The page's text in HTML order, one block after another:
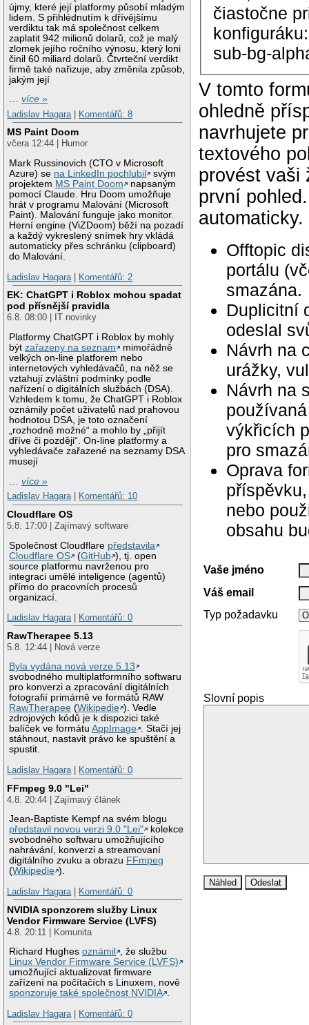
újmy, které její platformy působí mladým
lidem. S přihlédnutím k dřívějšímu
verdiktu tak má společnost celkem
zaplatit 942 milionů dolarů, což je malý
zlomek jejího ročního výnosu, který loni
činil 60 miliard dolarů. Čtvrteční verdikt
firmě také nařizuje, aby změnila způsob,
jakým její
…více »
Ladislav Hagara
Komentářů: 8
MS Paint Doom
včera 12:44 | Humor
Mark Russinovich (CTO v Microsoft
Azure) se na LinkedIn pochlubil
svým
projektem MS Paint Doom
napsaným
pomocí Claude. Hru Doom umožňuje
hrát v programu Malování (Microsoft
Paint). Malování funguje jako monitor.
Herní engine (ViZDoom) běží na pozadí
a každý vykreslený snímek hry vkládá
automaticky přes schránku (clipboard)
do Malování.
Ladislav Hagara
Komentářů: 2
EK: ChatGPT i Roblox mohou spadat
pod přísnější pravidla
6.8. 08:00 | IT novinky
Platformy ChatGPT i Roblox by mohly
býtzařazeny na seznam
mimořádně
velkých on-line platforem nebo
internetových vyhledávačů, na něž se
vztahují zvláštní podmínky podle
nařízení o digitálních službách (DSA).
Vzhledem k tomu, že ChatGPT i Roblox
oznámily počet uživatelů nad prahovou
hodnotou DSA, je toto označení
„rozhodně možné“ a mohlo by „přijít
dříve či později“. On-line platformy a
vyhledávače zařazené na seznamy DSA
musejí
…více »
Ladislav Hagara| Komentářů: 10
Cloudflare OS
5.8. 17:00 | Zajímavý software
Společnost Cloudflare představila
Cloudflare OS
(GitHub ), tj. open
source platformu navrženou pro
integraci umělé inteligence (agentů)
přímo do pracovních procesů
organizací.
Ladislav Hagara| Komentářů: 0
RawTherapee 5.13
5.8. 12:44 | Nová verze
Byla vydána nová verze 5.13
svobodného multiplatformního softwaru
pro konverzi a zpracování digitálních
fotografií primárně ve formátů RAW
RawTherapee (Wikipedie ). Vedle
zdrojových kódů je k dispozici také
balíček ve formátuAppImage . Stačí jej
stáhnout, nastavit právo ke spuštění a
spustit.
Ladislav Hagara| Komentářů: 0
FFmpeg 9.0 "Lei"
4.8. 20:44 | Zajímavý článek
Jean-Baptiste Kempf na svém blogu
představil novou verzi 9.0 "Lei"
kolekce
svobodného softwaru umožňujícího
nahrávání, konverzi a streamovaní
digitálního zvuku a obrazu FFmpeg
(Wikipedie ).
Ladislav Hagara| Komentářů: 0
NVIDIA sponzorem služby Linux
Vendor Firmware Service (LVFS)
4.8. 20:11 | Komunita
Richard Hughesoznámil
, že službu
Linux Vendor Firmware Service (LVFS)
umožňující aktualizovat firmware
zařízení na počítačích s Linuxem, nově
sponzoruje také společnost NVIDIA .
Ladislav Hagara| Komentářů: 0
čiastočne
konfiguráku:
V tomto
ohledně
navrhujete
textového
provést vaši
první
automaticky.
Offtopic
portálu
smazána.
Duplicitní
odeslal
Návrh na
urážky,
Návrh na
výkřicích
pro
Oprava
nebo
obsahu
Vaše jméno
Váš email
Typ požadavku
Slovní popis